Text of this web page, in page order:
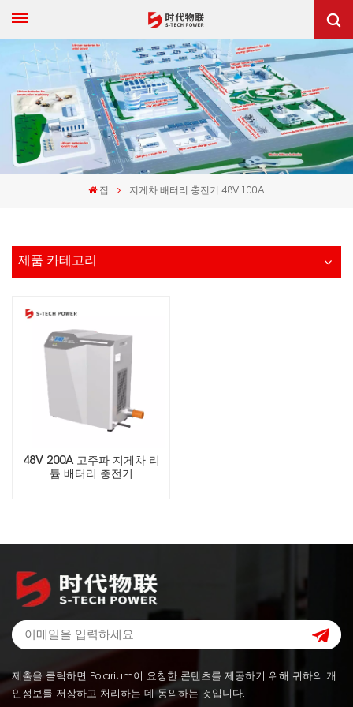
집 지게차 배터리 충전기 48V 100A
제품 카테고리
48V 200A 고주파 지게차 리
튬 배터리 충전기
제출을 클릭하면 Polarium이 요청한 콘텐츠를 제공하기 위해 귀하의 개
인정보를 저장하고 처리하는 데 동의하는 것입니다.